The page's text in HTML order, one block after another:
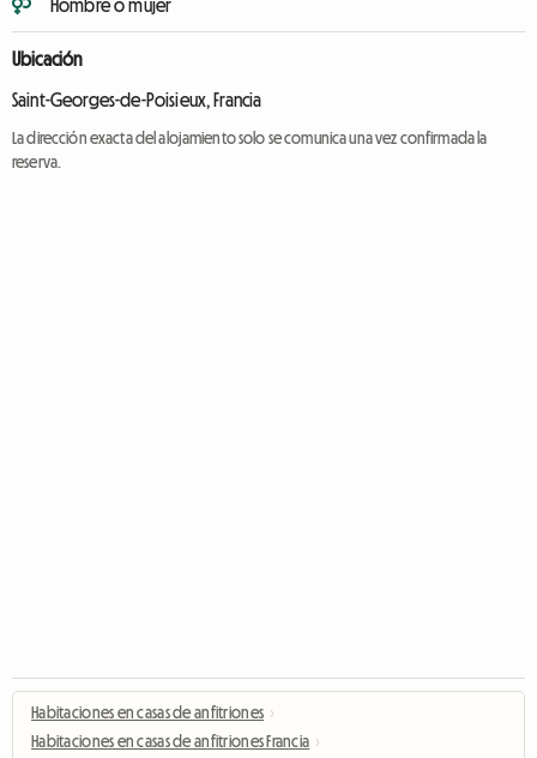
Hombre o mujer
Ubicación
Saint-Georges-de-Poisieux, Francia
La dirección exacta del alojamiento solo se comunica una vez confirmada la
reserva.
Habitaciones en casas de anfitriones ›
Habitaciones en casas de anfitriones Francia ›